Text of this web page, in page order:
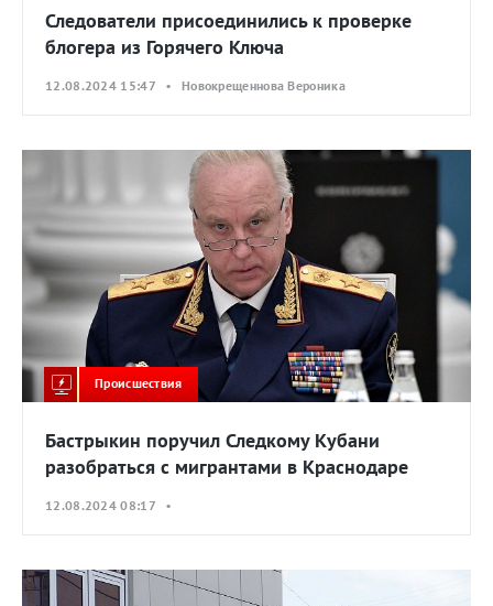
Следователи присоединились к проверке
блогера из Горячего Ключа
12.08.2024 15:47 • Новокрещеннова Вероника
Происшествия
Бастрыкин поручил Следкому Кубани
разобраться с мигрантами в Краснодаре
12.08.2024 08:17 •